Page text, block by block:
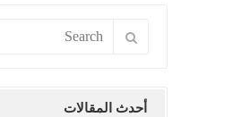
أحدث المقالات